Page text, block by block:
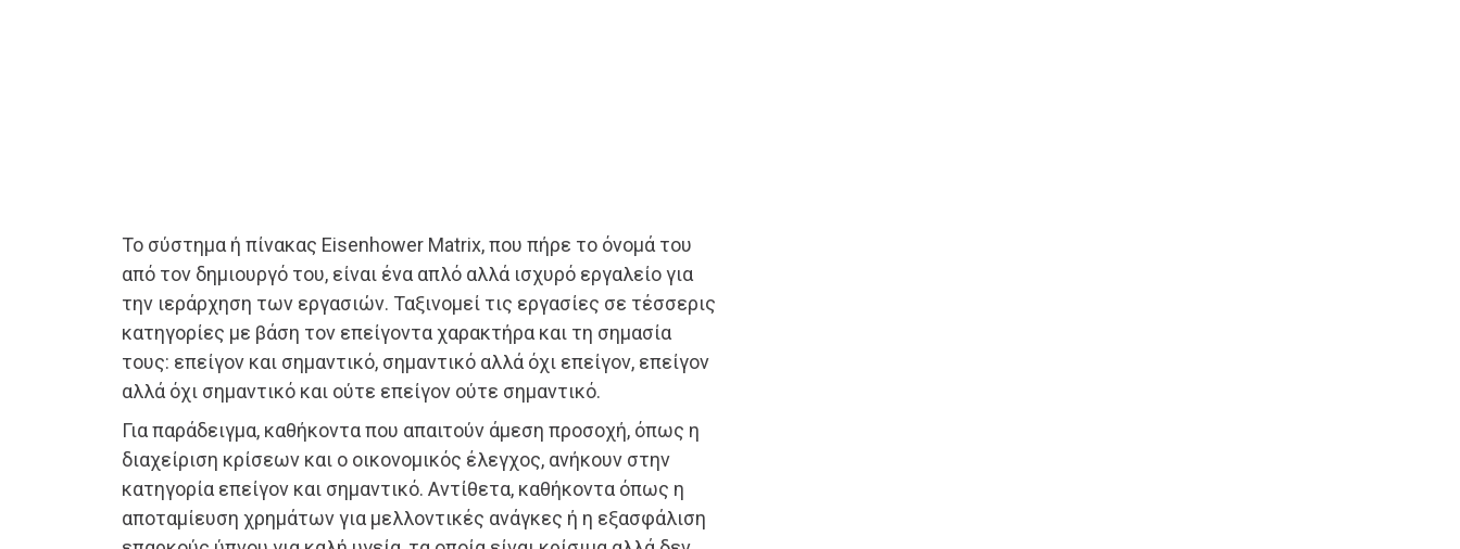
Το σύστημα ή πίνακας Eisenhower Matrix, που πήρε το όνομά του
από τον δημιουργό του, είναι ένα απλό αλλά ισχυρό εργαλείο για
την ιεράρχηση των εργασιών. Ταξινομεί τις εργασίες σε τέσσερις
κατηγορίες με βάση τον επείγοντα χαρακτήρα και τη σημασία
τους: επείγον και σημαντικό, σημαντικό αλλά όχι επείγον, επείγον
αλλά όχι σημαντικό και ούτε επείγον ούτε σημαντικό.
Για παράδειγμα, καθήκοντα που απαιτούν άμεση προσοχή, όπως η
διαχείριση κρίσεων και ο οικονομικός έλεγχος, ανήκουν στην
κατηγορία επείγον και σημαντικό. Αντίθετα, καθήκοντα όπως η
αποταμίευση χρημάτων για μελλοντικές ανάγκες ή η εξασφάλιση